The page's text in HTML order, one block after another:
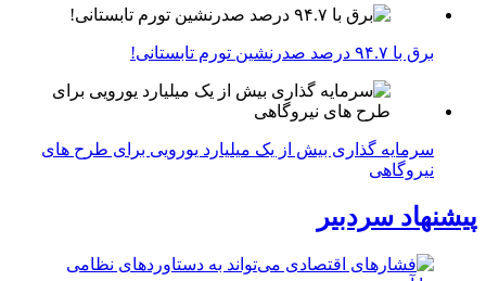
برق با ۹۴.۷ درصد صدرنشین تورم تابستانی!
سرمایه گذاری بیش از یک میلیارد یورویی برای طرح های
نیروگاهی
پیشنهاد سردبیر